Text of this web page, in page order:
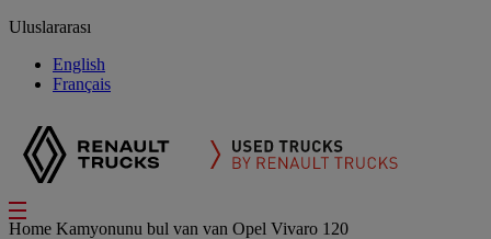
Uluslararası
English
Français
Home Kamyonunu bul van van Opel Vivaro 120